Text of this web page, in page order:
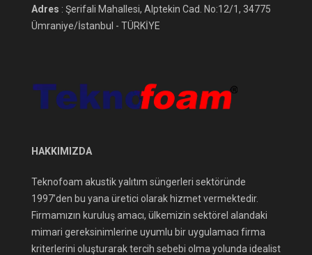
Adres : Şerifali Mahallesi, Alptekin Cad. No:12/1, 34775
Ümraniye/İstanbul - TÜRKİYE
HAKKIMIZDA
Teknofoam akustik yalıtım süngerleri sektöründe
1997’den bu yana üretici olarak hizmet vermektedir.
Firmamızın kuruluş amacı, ülkemizin sektörel alandaki
mimari gereksinimlerine uyumlu bir uygulamacı firma
kriterlerini oluşturarak tercih sebebi olma yolunda idealist